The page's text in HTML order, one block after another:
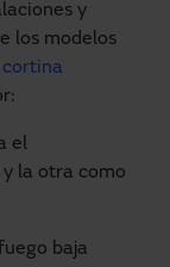
y
los modelos
el
la otra como
baja